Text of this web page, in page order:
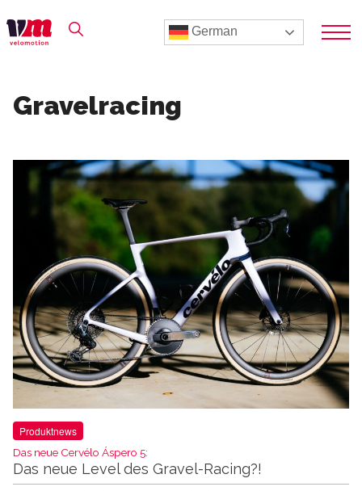
German
Gravelracing
Produktnews
Das neue Cervélo Áspero 5:
Das neue Level des Gravel-Racing?!